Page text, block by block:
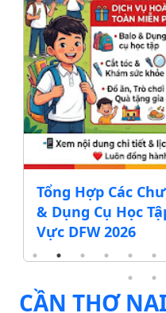
Tổng Hợp Các
& Dụng Cụ Học
Vực DFW 2026
CẦN THỢ